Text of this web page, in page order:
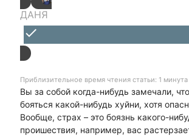
ДАНЯ
done
Приблизительное время чтения статьи: 1 минута
Вы за собой когда-нибудь замечали,
бояться какой-нибудь хуйни, хотя
Вообще, страх – это боязнь какого-
проишествия, например, вас